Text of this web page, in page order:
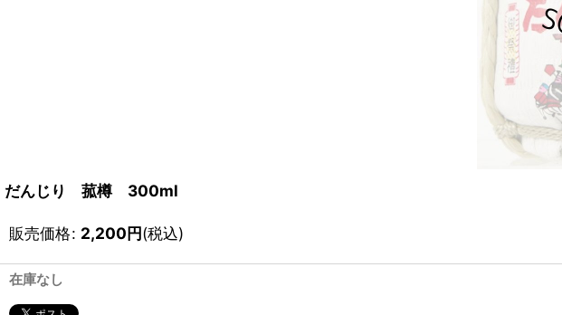
だんじり 菰樽 300ml
販売価格: 2,200円(税込)
在庫なし